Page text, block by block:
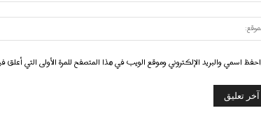
احفظ اسمي والبريد الإلكتروني وموقع الويب في هذا المتصفح للمرة الأولى التي أعلق